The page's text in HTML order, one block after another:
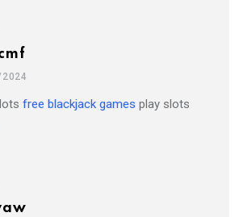
free blackjack games play slots